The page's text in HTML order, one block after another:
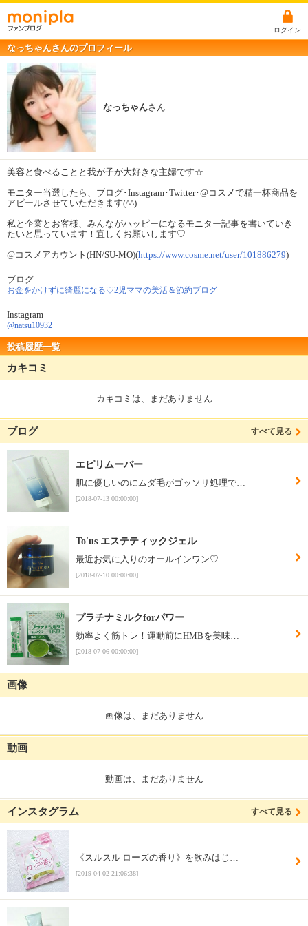
ログイン
なっちゃんさんのプロフィール
なっちゃんさん
美容と食べることと我が子が大好きな主婦です☆
モニター当選したら、ブログ･Instagram･Twitter･@コスメで精一杯商品を
アピールさせていただきます(^^)
私と企業とお客様、みんながハッピーになるモニター記事を書いていき
たいと思っています！宜しくお願いします♡
@コスメアカウント(HN/SU-MO)(https://www.cosme.net/user/101886279)
ブログ
お金をかけずに綺麗になる♡2児ママの美活＆節約ブログ
Instagram
@natsu10932
投稿履歴一覧
カキコミ
カキコミは、まだありません
ブログ すべて見る
エピリムーバー
肌に優しいのにムダ毛がゴッソリ処理で…
[2018-07-13 00:00:00]
To'us エステティックジェル
最近お気に入りのオールインワン♡
[2018-07-10 00:00:00]
プラチナミルクforパワー
効率よく筋トレ！運動前にHMBを美味…
[2018-07-06 00:00:00]
画像
画像は、まだありません
動画
動画は、まだありません
インスタグラム すべて見る
《スルスル ローズの香り》を飲みはじ…
[2019-04-02 21:06:38]